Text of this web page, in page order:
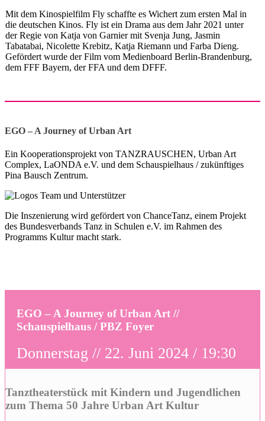
Mit dem Kinospielfilm Fly schaffte es Wichert zum ersten Mal in
die deutschen Kinos. Fly ist ein Drama aus dem Jahr 2021 unter
der Regie von Katja von Garnier mit Svenja Jung, Jasmin
Tabatabai, Nicolette Krebitz, Katja Riemann und Farba Dieng.
Gefördert wurde der Film vom Medienboard Berlin-Brandenburg,
dem FFF Bayern, der FFA und dem DFFF.
EGO – A Journey of Urban Art
Ein Kooperationsprojekt von TANZRAUSCHEN, Urban Art
Complex, LaONDA e.V. und dem Schauspielhaus / zukünftiges
Pina Bausch Zentrum.
Die Inszenierung wird gefördert von ChanceTanz, einem Projekt
des Bundesverbands Tanz in Schulen e.V. im Rahmen des
Programms Kultur macht stark.
EGO – A Journey of Urban Art //
Schauspielhaus / PBZ Foyer
Donnerstag // 22. Juni 2024 / 19:30
Tanztheaterstück mit Kindern und Jugendlichen
zum Thema 50 Jahre Urban Art Kultur